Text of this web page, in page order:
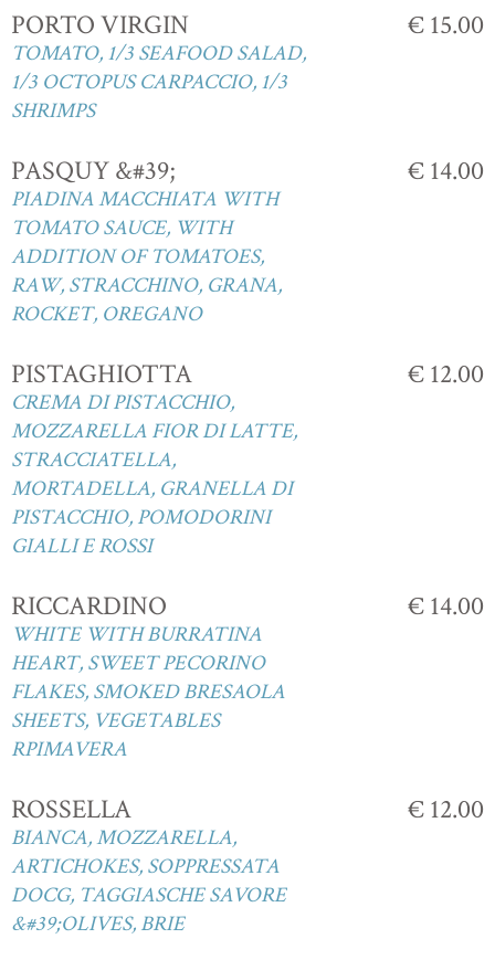
PORTO VIRGIN
TOMATO, 1/3 SEAFOOD SALAD,
1/3 OCTOPUS CARPACCIO, 1/3
SHRIMPS
€ 15.00
PASQUY &#39;
PIADINA MACCHIATA WITH
TOMATO SAUCE, WITH
ADDITION OF TOMATOES,
RAW, STRACCHINO, GRANA,
ROCKET, OREGANO
€ 14.00
PISTAGHIOTTA
CREMA DI PISTACCHIO,
MOZZARELLA FIOR DI LATTE,
STRACCIATELLA,
MORTADELLA, GRANELLA DI
PISTACCHIO, POMODORINI
GIALLI E ROSSI
€ 12.00
RICCARDINO
WHITE WITH BURRATINA
HEART, SWEET PECORINO
FLAKES, SMOKED BRESAOLA
SHEETS, VEGETABLES
RPIMAVERA
€ 14.00
ROSSELLA
BIANCA, MOZZARELLA,
ARTICHOKES, SOPPRESSATA
DOCG, TAGGIASCHE SAVORE
&#39;OLIVES, BRIE
€ 12.00